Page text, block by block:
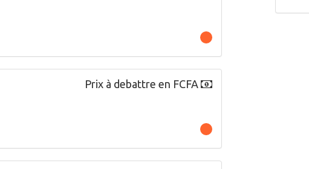
Prix à debattre en FCFA